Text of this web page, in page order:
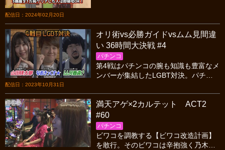
配信日：2024年02月20日
びにも要注目!!
配信日：2023年10月31日
オリ術vs必勝ガイドvsムム見間違
い 36時間大決戦 #4
パチンコ
第4戦はパチンコの腕も知識も豊富なメ
ンバーが集結したLGBT対決。パチプ
く戦法にムムが取った立ち回りと
は…!?
満天アゲ×2カルテット ACT2
#60
パチンコ
ビワコを調教する【ビワコ改造計画】
を敢行。そのビワコは辛抱強く乃木坂